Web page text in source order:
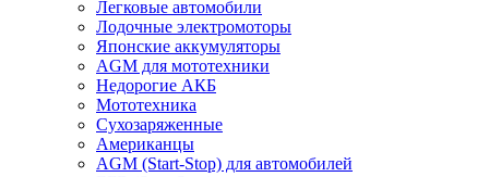
Легковые автомобили
Лодочные электромоторы
Японские аккумуляторы
AGM для мототехники
Недорогие АКБ
Мототехника
Сухозаряженные
Американцы
AGM (Start-Stop) для автомобилей